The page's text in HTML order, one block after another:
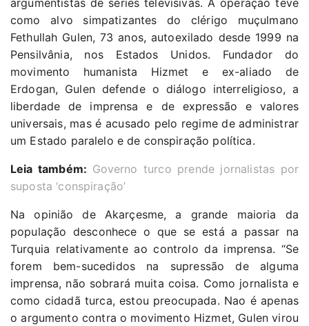
argumentistas de séries televisivas. A operação teve
como alvo simpatizantes do clérigo muçulmano
Fethullah Gulen, 73 anos, autoexilado desde 1999 na
Pensilvânia, nos Estados Unidos. Fundador do
movimento humanista Hizmet e ex-aliado de
Erdogan, Gulen defende o diálogo interreligioso, a
liberdade de imprensa e de expressão e valores
universais, mas é acusado pelo regime de administrar
um Estado paralelo e de conspiração política.
Leia também: Governo turco prende jornalistas por
suposta ‘conspiração’
Na opinião de Akarçesme, a grande maioria da
população desconhece o que se está a passar na
Turquia relativamente ao controlo da imprensa. “Se
forem bem-sucedidos na supressão de alguma
imprensa, não sobrará muita coisa. Como jornalista e
como cidadã turca, estou preocupada. Nao é apenas
o argumento contra o movimento Hizmet, Gulen virou